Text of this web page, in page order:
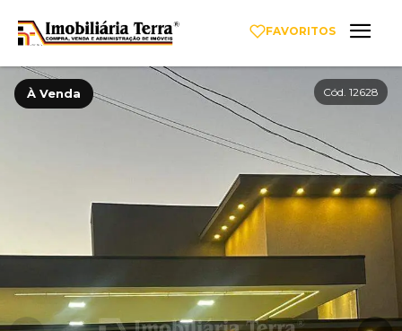
FAVORITOS
À Venda Cód. 12628